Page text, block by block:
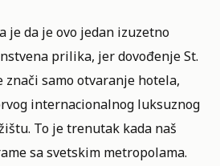
je da je ovo jedan izuzetno
prilika, jer dovođenje St.
znači samo otvaranje hotela,
internacionalnog luksuznog
To je trenutak kada naš
sa svetskim metropolama.